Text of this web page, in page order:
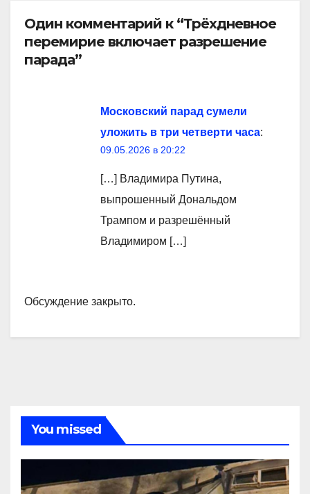
Один комментарий к “Трёхдневное
перемирие включает разрешение
парада”
Московский парад сумели
уложить в три четверти часа:
09.05.2026 в 20:22
[…] Владимира Путина,
выпрошенный Дональдом
Трампом и разрешённый
Владимиром […]
Обсуждение закрыто.
You missed